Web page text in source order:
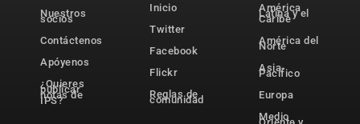
Nuestros
socios
Contáctenos
Apóyenos
¿Quieres
publicar
notas de
IPS?
Inicio
Twitter
Facebook
Flickr
Reglas de
comunidad
América
Latina y el
Caribe
América del
Norte
Asia-
Pacífico
Europa
Medio
Oriente y